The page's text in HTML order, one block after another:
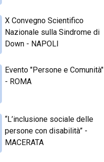
X Convegno Scientifico
Nazionale sulla Sindrome di
Down - NAPOLI
Evento "Persone e Comunità"
- ROMA
“L’inclusione sociale delle
persone con disabilità” -
MACERATA